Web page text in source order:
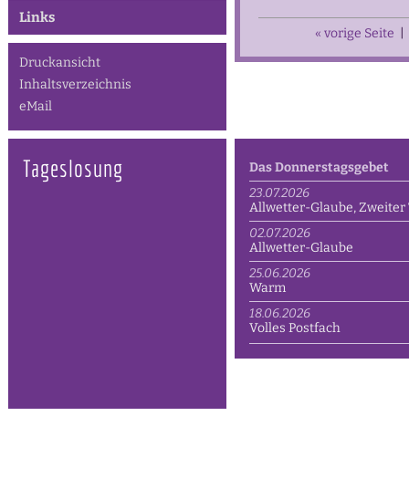
Links
Druckansicht
Inhaltsverzeichnis
eMail
« vorige Seite
Tageslosung
Das Donnerstagsgebet
23.07.2026
Allwetter-Glaube, Zweiter
02.07.2026
Allwetter-Glaube
25.06.2026
Warm
18.06.2026
Volles Postfach